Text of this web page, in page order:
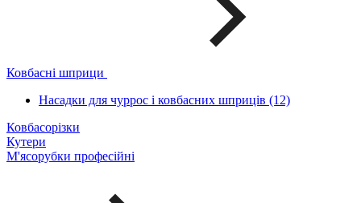
Ковбасні шприци
Насадки для чуррос і ковбасних шприців (12)
Ковбасорізки
Кутери
М'ясорубки професійні